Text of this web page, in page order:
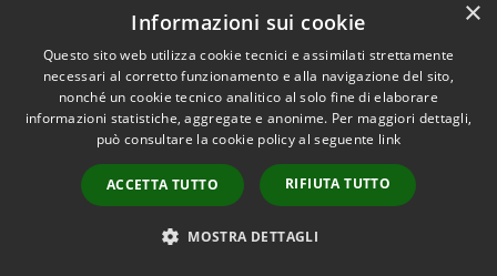
Dichiarazione di accessibilità
Obiettivi di accessibilità 2025
Meccanismo di feedback
Copyright © 2026 • Comune di
Municipium
×
Informazioni sui cookie
Questo sito web utilizza cookie tecnici e assimilati strettamente
necessari al corretto funzionamento e alla navigazione del sito,
nonché un cookie tecnico analitico al solo fine di elaborare
informazioni statistiche, aggregate e anonime. Per maggiori dettagli,
può consultare la cookie policy al seguente link
ACCETTA TUTTO RIFIUTA TUTTO
MOSTRA DETTAGLI